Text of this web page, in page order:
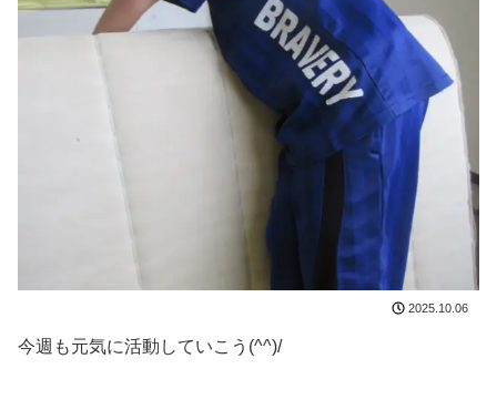
2025.10.06
今週も元気に活動していこう(^^)/